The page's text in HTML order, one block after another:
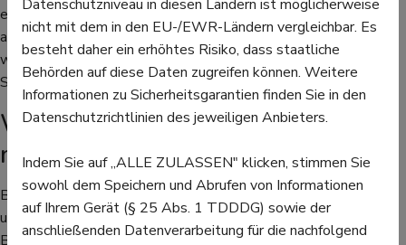
eingenommen werden. Insgesamt sollten sowohl Tabletten
als auch Zäpfchen nicht länger als fünf Tage eingenommen
werden, um zu verhindern, dass die eigentlichen Ursachen der
Schmerzen übersehen werden.
Wechsel- und Nebenwirkungen
möglich
Buscopan hat neben der gewünschten Wirkung auch Wechsel-
und Nebenwirkungen. Zu den Nebenwirkungen gehören
Blutdruckabfall, Schwindel, Übelkeit und Erbrechen,
Datenschutzniveau in diesen Ländern ist möglicherweise
nicht mit dem in den EU-/EWR-Ländern vergleichbar. Es
besteht daher ein erhöhtes Risiko, dass staatliche
Behörden auf diese Daten zugreifen können. Weitere
Informationen zu Sicherheitsgarantien finden Sie in den
Datenschutzrichtlinien des jeweiligen Anbieters.
Indem Sie auf „ALLE ZULASSEN" klicken, stimmen Sie
sowohl dem Speichern und Abrufen von Informationen
auf Ihrem Gerät (§ 25 Abs. 1 TDDDG) sowie der
anschließenden Datenverarbeitung für die nachfolgend